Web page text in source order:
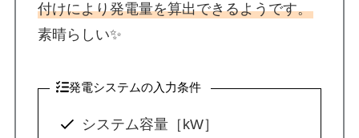
付けにより発電量を算出できるようです。
素晴らしい✨
発電システムの入力条件
システム容量［kW］